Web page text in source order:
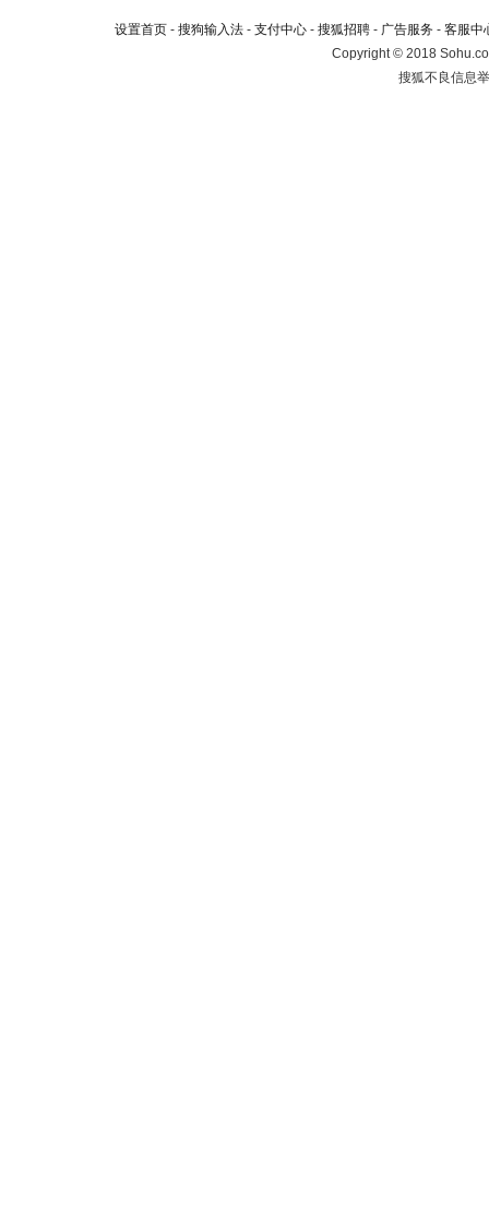
设置首页 - 搜狗输入法 - 支付中心 - 搜狐招聘 - 广告服务 - 客服中
Copyright© 2018
搜狐不良信息